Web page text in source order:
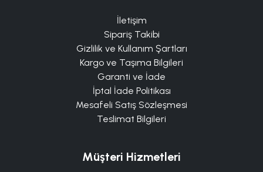
İletişim
Sipariş Takibi
Gizlilik ve Kullanım Şartları
Kargo ve Taşıma Bilgileri
Garanti ve İade
İptal İade Politikası
Mesafeli Satış Sözleşmesi
Teslimat Bilgileri
Müşteri Hizmetleri